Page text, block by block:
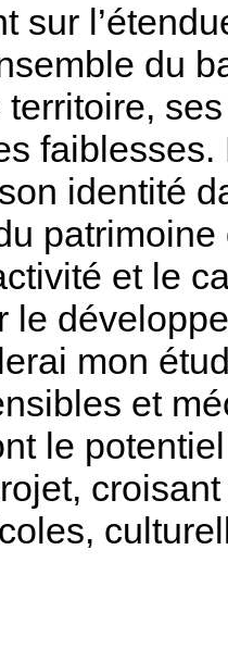
sur
du
faiblesses.
identité
et le
le
mon
et
le